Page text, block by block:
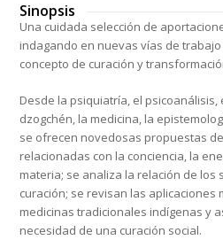
Sinopsis
Una cuidada selección de
indagando en nuevas vías de
concepto de curación y
Desde la psiquiatría, el psicoanálisis,
dzogchén, la medicina, la
se ofrecen novedosas propuestas
relacionadas con la conciencia, la
materia; se analiza la relación de los
curación; se revisan las aplicaciones
medicinas tradicionales indígenas y
necesidad de una curación social.